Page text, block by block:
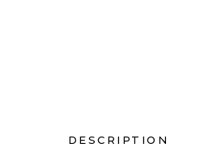
DESCRIPTION